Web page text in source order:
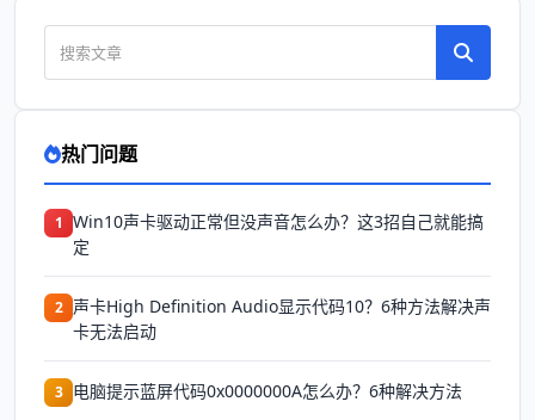
热门问题
1 Win10声卡驱动正常但没声音怎么办？这3招自己就能搞
定
2 声卡High Definition Audio显示代码10？6种方法解决声
卡无法启动
3 电脑提示蓝屏代码0x0000000A怎么办？6种解决方法